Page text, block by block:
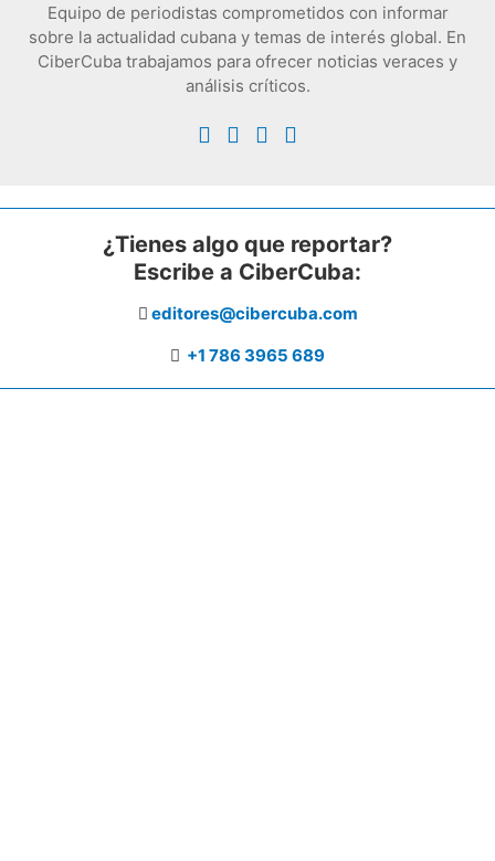
Equipo de periodistas comprometidos con informar
sobre la actualidad cubana y temas de interés global. En
CiberCuba trabajamos para ofrecer noticias veraces y
análisis críticos.
¿Tienes algo que reportar?
Escribe a CiberCuba:
editores@cibercuba.com
+1 786 3965 689